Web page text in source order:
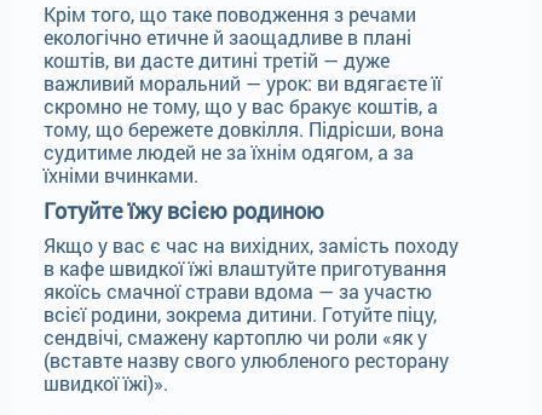
Крім того, що таке поводження з речами
екологічно етичне й заощадливе в плані
коштів, ви дасте дитині третій — дуже
важливий моральний — урок: ви вдягаєте її
скромно не тому, що у вас бракує коштів, а
тому, що бережете довкілля. Підрісши, вона
судитиме людей не за їхнім одягом, а за
їхніми вчинками.
Готуйте їжу всією родиною
Якщо у вас є час на вихідних, замість походу
в кафе швидкої їжі влаштуйте приготування
якоїсь смачної страви вдома — за участю
всієї родини, зокрема дитини. Готуйте піцу,
сендвічі, смажену картоплю чи роли «як у
(вставте назву свого улюбленого ресторану
швидкої їжі)».